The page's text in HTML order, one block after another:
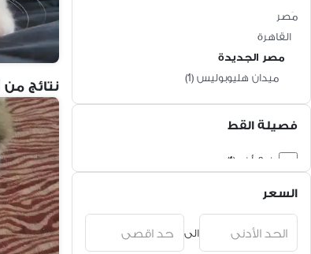
مَصر
القاهرة
مصر الجديدة
ميدان هليوبوليس (
1
)
فصيلة القط
نوع أخر (1)
السعر
الى
نتائج